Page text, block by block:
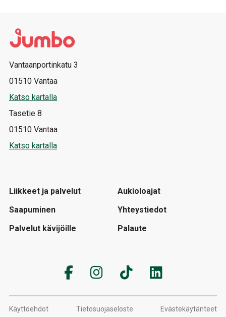
Vantaanportinkatu 3
01510 Vantaa
Katso kartalla
Tasetie 8
01510 Vantaa
Katso kartalla
Liikkeet ja palvelut
Saapuminen
Palvelut kävijöille
Aukioloajat
Yhteystiedot
Palaute
Käyttöehdot Tietosuojaseloste Evästekäytänteet